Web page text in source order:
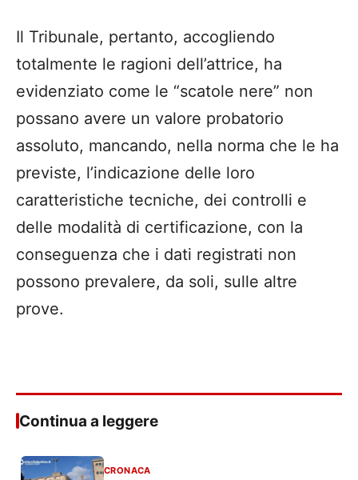
Il Tribunale, pertanto, accogliendo
totalmente le ragioni dell’attrice, ha
evidenziato come le “scatole nere” non
possano avere un valore probatorio
assoluto, mancando, nella norma che le ha
previste, l’indicazione delle loro
caratteristiche tecniche, dei controlli e
delle modalità di certificazione, con la
conseguenza che i dati registrati non
possono prevalere, da soli, sulle altre
prove.
Continua a leggere
CRONACA